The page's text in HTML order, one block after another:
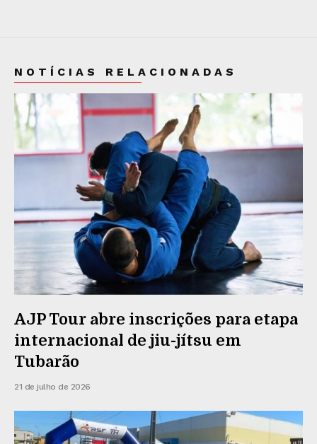
NOTÍCIAS RELACIONADAS
AJP Tour abre inscrições para etapa
internacional de jiu-jítsu em
Tubarão
21 de julho de 2026